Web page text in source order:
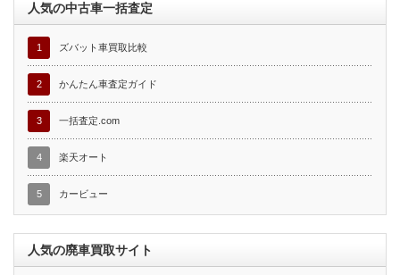
人気の中古車一括査定
1 ズバット車買取比較
2 かんたん車査定ガイド
3 一括査定.com
4 楽天オート
5 カービュー
人気の廃車買取サイト